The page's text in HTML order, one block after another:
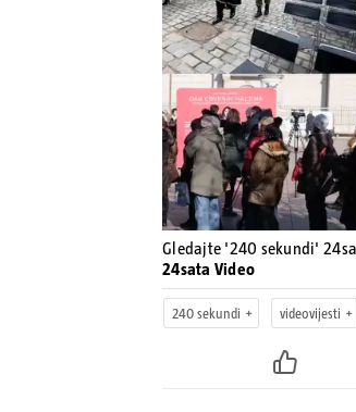
Gledajte '240 sekundi'
24sata Video
240 sekundi videovijesti